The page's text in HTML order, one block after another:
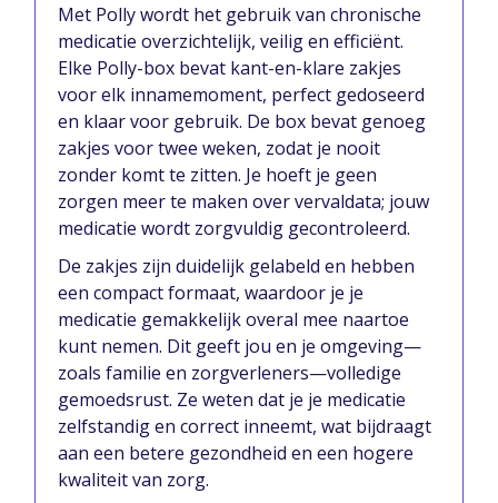
Met Polly wordt het gebruik van chronische
medicatie overzichtelijk, veilig en efficiënt.
Elke Polly-box bevat kant-en-klare zakjes
voor elk innamemoment, perfect gedoseerd
en klaar voor gebruik. De box bevat genoeg
zakjes voor twee weken, zodat je nooit
zonder komt te zitten. Je hoeft je geen
zorgen meer te maken over vervaldata; jouw
medicatie wordt zorgvuldig gecontroleerd.
De zakjes zijn duidelijk gelabeld en hebben
een compact formaat, waardoor je je
medicatie gemakkelijk overal mee naartoe
kunt nemen. Dit geeft jou en je omgeving—
zoals familie en zorgverleners—volledige
gemoedsrust. Ze weten dat je je medicatie
zelfstandig en correct inneemt, wat bijdraagt
aan een betere gezondheid en een hogere
kwaliteit van zorg.